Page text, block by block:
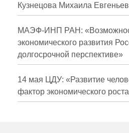
Публикации
Научная жизнь
Издания
Проблемы
О журнале
Кузнецова Михаила
МАЭФ-ИНП РАН:
экономического развития
долгосрочной перспективе»
14 мая ЦДУ: «Развитие
фактор экономического